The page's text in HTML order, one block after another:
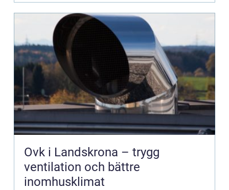
Ovk i Landskrona – trygg
ventilation och bättre
inomhusklimat